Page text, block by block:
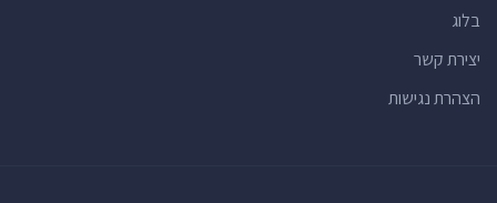
בלוג
יצירת קשר
הצהרת נגישות